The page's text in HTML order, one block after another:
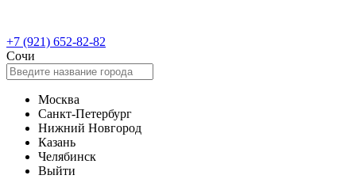
+7 (921) 652-82-82
Сочи
Москва
Санкт-Петербург
Нижний Новгород
Казань
Челябинск
Выйти